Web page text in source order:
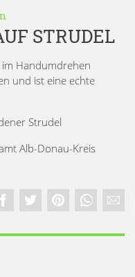
STRUDEL
Handumdrehen
und ist eine echte
Strudel
Alb-Donau-Kreis